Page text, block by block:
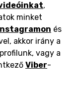
,
minket
és
akkor irány a
vagy a
Viber-